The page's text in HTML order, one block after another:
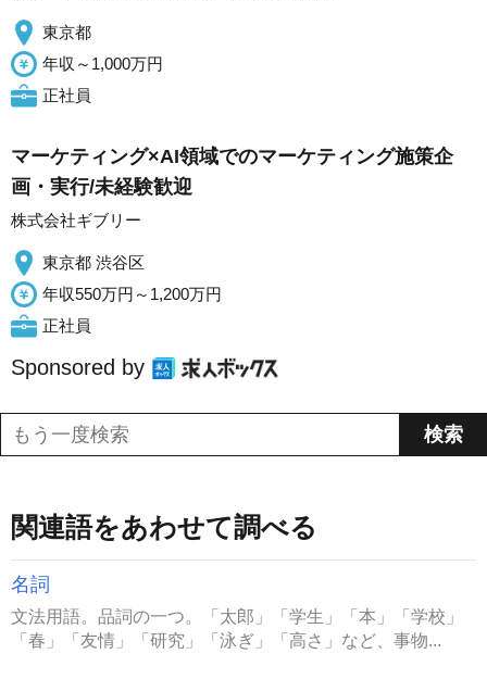
東京都
年収～1,000万円
正社員
マーケティング×AI領域でのマーケティング施策企
画・実行/未経験歓迎
株式会社ギブリー
東京都 渋谷区
年収550万円～1,200万円
正社員
Sponsored by
関連語をあわせて調べる
名詞
文法用語。品詞の一つ。「太郎」「学生」「本」「学校」
「春」「友情」「研究」「泳ぎ」「高さ」など、事物...